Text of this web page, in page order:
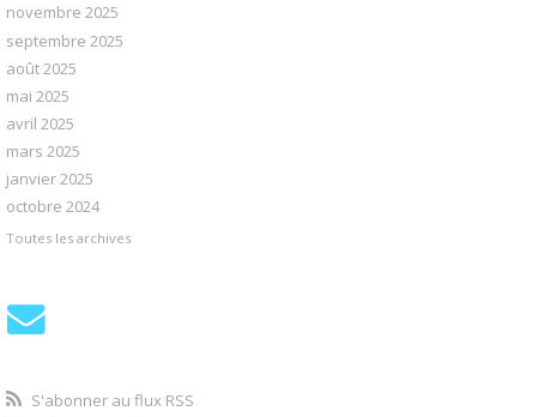
novembre 2025
septembre 2025
août 2025
mai 2025
avril 2025
mars 2025
janvier 2025
octobre 2024
Toutes les archives
S'abonner au flux RSS